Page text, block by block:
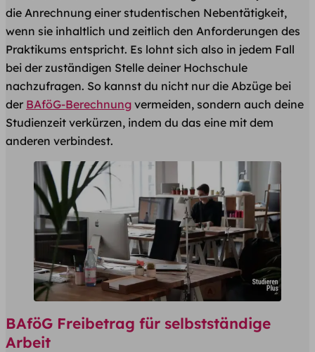
die Anrechnung einer studentischen Nebentätigkeit,
wenn sie inhaltlich und zeitlich den Anforderungen des
Praktikums entspricht. Es lohnt sich also in jedem Fall
bei der zuständigen Stelle deiner Hochschule
nachzufragen. So kannst du nicht nur die Abzüge bei
der BAföG-Berechnung vermeiden, sondern auch deine
Studienzeit verkürzen, indem du das eine mit dem
anderen verbindest.
BAföG Freibetrag für selbstständige
Arbeit